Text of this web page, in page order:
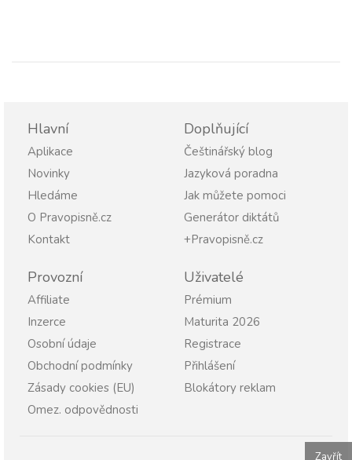
Hlavní
Aplikace
Novinky
Hledáme
O Pravopisně.cz
Kontakt
Doplňující
Češtinářský blog
Jazyková poradna
Jak můžete pomoci
Generátor diktátů
+Pravopisně.cz
Provozní
Affiliate
Inzerce
Osobní údaje
Obchodní podmínky
Zásady cookies (EU)
Omez. odpovědnosti
Uživatelé
Prémium
Maturita 2026
Registrace
Přihlášení
Blokátory reklam
Zavřít